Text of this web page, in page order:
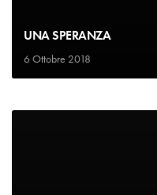
UNA SPERANZA
6 Ottobre 2018
1